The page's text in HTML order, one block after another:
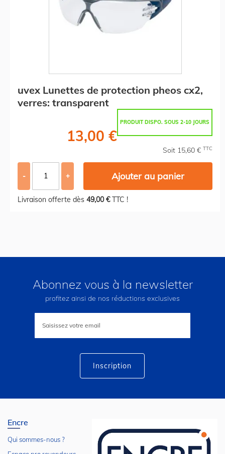
uvex Lunettes de protection pheos cx2,
verres: transparent
PRODUIT DISPO. SOUS 2-10 JOURS
13,00 €
Soit 15,60 € TTC
- + Ajouter au panier
Livraison offerte dès 49,00 €TTC !
Abonnez vous à la newsletter
profitez ainsi de nos réductions exclusives
Inscription
lettre
Inscription
Encre
Qui sommes-nous ?